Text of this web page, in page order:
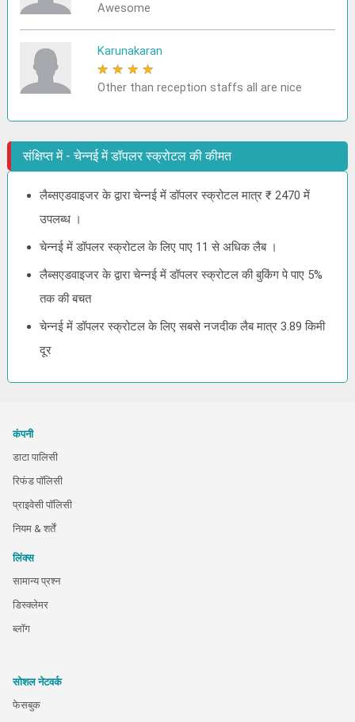
Awesome
Karunakaran
★ ★ ★ ★
Other than reception staffs all are nice
संक्षिप्त में - चेन्नई में डॉपलर स्क्रोटल की कीमत
लैब्सएडवाइजर के द्वारा चेन्नई में डॉपलर स्क्रोटल मात्र ₹ 2470 में
उपलब्ध ।
चेन्नई में डॉपलर स्क्रोटल के लिए पाए 11 से अधिक लैब ।
लैब्सएडवाइजर के द्वारा चेन्नई में डॉपलर स्क्रोटल की बुकिंग पे पाए 5%
तक की बचत
चेन्नई में डॉपलर स्क्रोटल के लिए सबसे नजदीक लैब मात्र 3.89 किमी
दूर
कंपनी
डाटा पालिसी
रिफंड पॉलिसी
प्राइवेसी पॉलिसी
नियम & शर्तें
लिंक्स
सामान्य प्रश्न
डिस्क्लेमर
ब्लॉग
सोशल नेटवर्क
फेसबुक